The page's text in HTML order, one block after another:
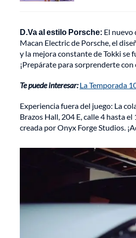
D.Va al estilo Porsche: El nuevo
Macan Electric de Porsche, el
y la mejora constante de Tokki se
¡Prepárate para sorprenderte
Te puede interesar:La Temporada
Experiencia fuera del juego: La
Brazos Hall, 204 E, calle 4 hasta
creada por Onyx Forge Studios.